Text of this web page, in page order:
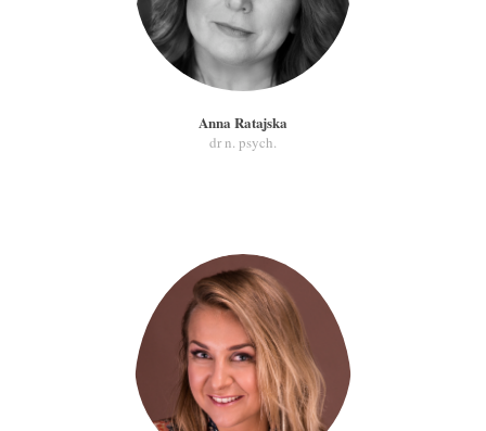
Anna Ratajska
dr n. psych.